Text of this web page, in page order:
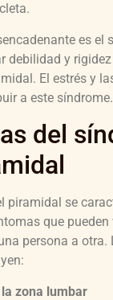
es el
debilidad y
El estrés y
a este síndrome.
del
piramidal se
que pueden
persona a
zona lumbar